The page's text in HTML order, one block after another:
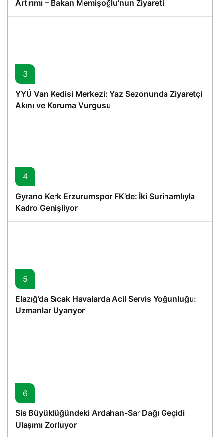
Artırımı – Bakan Memişoğlu’nun Ziyareti
3
YYÜ Van Kedisi Merkezi: Yaz Sezonunda Ziyaretçi
Akını ve Koruma Vurgusu
4
Gyrano Kerk Erzurumspor FK’de: İki Surinamlıyla
Kadro Genişliyor
5
Elazığ’da Sıcak Havalarda Acil Servis Yoğunluğu:
Uzmanlar Uyarıyor
6
Sis Büyüklüğündeki Ardahan-Sar Dağı Geçidi
Ulaşımı Zorluyor